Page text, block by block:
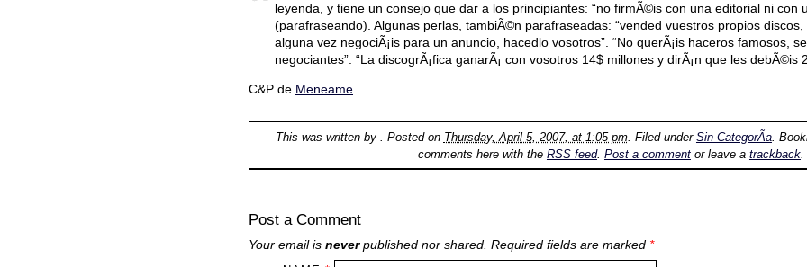
leyenda, y tiene un consejo que dar a los principiantes: “no firmÃ©is con una editorial ni con
(parafraseando). Algunas perlas, tambiÃ©n parafraseadas: “vended vuestros propios
alguna vez negociÃ¡is para un anuncio, hacedlo vosotros”. “No querÃ¡is haceros famosos,
negociantes”. “La discogrÃ¡fica ganarÃ¡ con vosotros 14$ millones y dirÃ¡n que les debÃ©is
C&P de Meneame.
This was written by . Posted on Thursday, April 5, 2007, at 1:05 pm. Filed under Sin CategorÃ­a.
comments here with the RSS feed. Post a commentor leave a trackback.
Post a Comment
Your email is neverpublished nor shared. Required fields are marked *